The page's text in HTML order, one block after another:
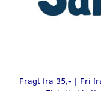
Fragt fra 35,- | Fri